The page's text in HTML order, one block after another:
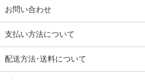
お問い合わせ
支払い方法について
配送方法･送料について